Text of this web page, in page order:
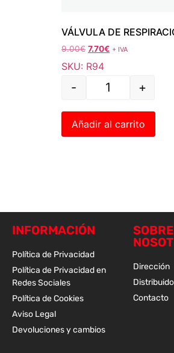
VÁLVULA DE
9.00€ 7.70€ + IVA
SKU: R94
- +
Añadir al carrito
INFORMACIÓN
Política de Privacidad
Política de Privacidad en
Redes Sociales
Política de Cookies
Aviso Legal
Devoluciones y cambios
SOBRE
Dirección
Contacto